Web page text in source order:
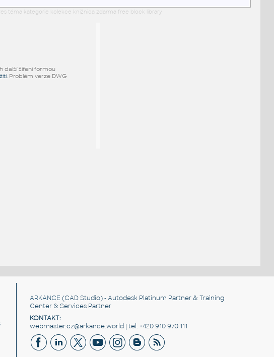
téma kategorie kolekce knižnica zdarma free block library
další šíření formou
. Problém verze DWG
ARKANCE (CAD Studio) - Autodesk Platinum Partner & Training
Center & Services Partner
KONTAKT:
webmaster.cz@arkance.world | tel. +420 910 970 111